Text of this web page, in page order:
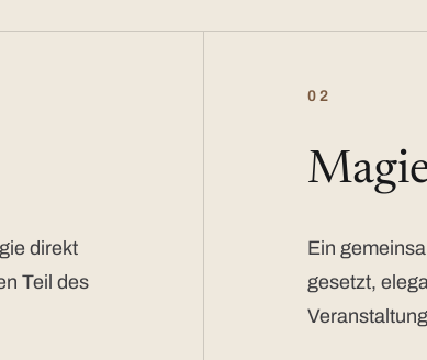
direkt
Teil des
02
Ein
gesetzt,